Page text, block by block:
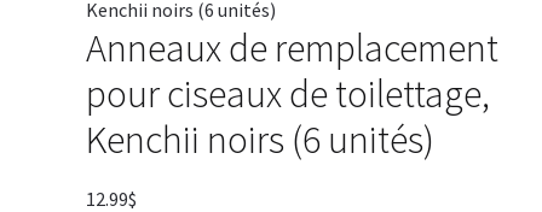
Anneaux de remplacement
pour ciseaux de toilettage,
Kenchii noirs (6 unités)
12.99$